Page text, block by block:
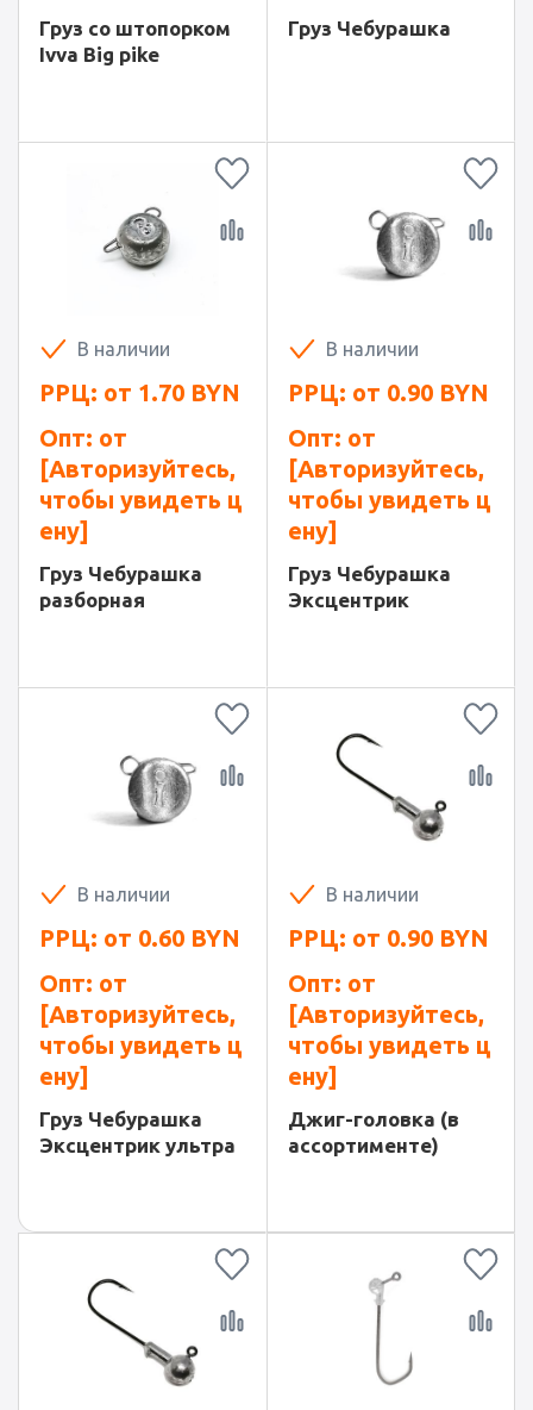
Груз со штопорком
Ivva Big pike
Груз Чебурашка
В наличии
РРЦ: от 1.70 BYN
Опт: от
[Авторизуйтесь,
чтобы увидеть ц
ену]
Груз Чебурашка
разборная
В наличии
РРЦ: от 0.90 BYN
Опт: от
[Авторизуйтесь,
чтобы увидеть ц
ену]
Груз Чебурашка
Эксцентрик
В наличии
РРЦ: от 0.60 BYN
Опт: от
[Авторизуйтесь,
чтобы увидеть ц
ену]
Груз Чебурашка
Эксцентрик ультра
В наличии
РРЦ: от 0.90 BYN
Опт: от
[Авторизуйтесь,
чтобы увидеть ц
ену]
Джиг-головка (в
ассортименте)